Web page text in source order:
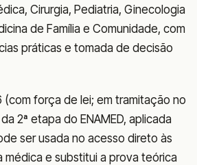
Cirurgia, Pediatria, Ginecologia
de Família e Comunidade, com
práticas e tomada de decisão
(com força de lei; em tramitação no
2ª etapa do ENAMED, aplicada
ser usada no acesso direto às
médica e substitui a prova teórica